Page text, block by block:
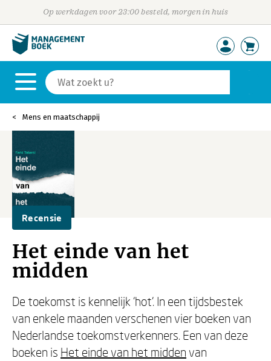
Op werkdagen voor 23:00 besteld, morgen in huis
Mens en maatschappij
Recensie
Het einde van het
midden
De toekomst is kennelijk ‘hot’. In een tijdsbestek
van enkele maanden verschenen vier boeken van
Nederlandse toekomstverkenners. Een van deze
boeken is Het einde van het midden van